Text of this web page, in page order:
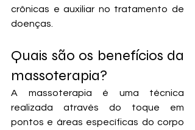
crônicas e auxiliar no tratamento de
doenças.
Quais são os benefícios da
massoterapia?
A massoterapia é uma técnica
realizada através do toque em
pontos e áreas específicas do corpo